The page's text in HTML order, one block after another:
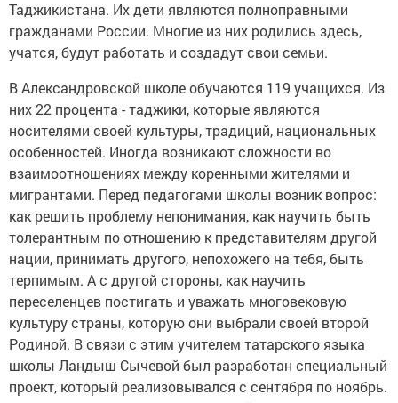
Таджикистана. Их дети являются полноправными
гражданами России. Многие из них родились здесь,
учатся, будут работать и создадут свои семьи.
В Александровской школе обучаются 119 учащихся. Из
них 22 процента - таджики, которые являются
носителями своей культуры, традиций, национальных
особенностей. Иногда возникают сложности во
взаимоотношениях между коренными жителями и
мигрантами. Перед педагогами школы возник вопрос:
как решить проблему непонимания, как научить быть
толерантным по отношению к представителям другой
нации, принимать другого, непохожего на тебя, быть
терпимым. А с другой стороны, как научить
переселенцев постигать и уважать многовековую
культуру страны, которую они выбрали своей второй
Родиной. В связи с этим учителем татарского языка
школы Ландыш Сычевой был разработан специальный
проект, который реализовывался с сентября по ноябрь.